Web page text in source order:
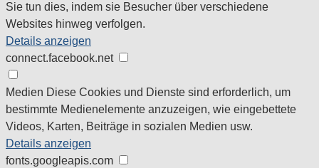
Sie tun dies, indem sie Besucher über verschiedene
Websites hinweg verfolgen.
Details anzeigen
connect.facebook.net
Medien Diese Cookies und Dienste sind erforderlich, um
bestimmte Medienelemente anzuzeigen, wie eingebettete
Videos, Karten, Beiträge in sozialen Medien usw.
Details anzeigen
fonts.googleapis.com